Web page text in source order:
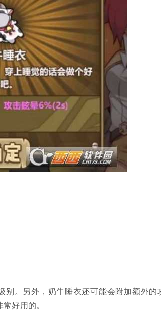
别。另外，奶牛睡衣还可能会附加额外的
好用的。